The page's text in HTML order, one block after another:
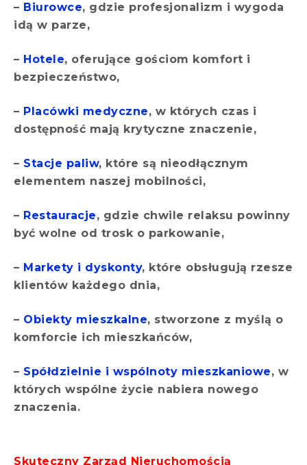
– Biurowce, gdzie profesjonalizm i wygoda
idą w parze,
– Hotele, oferujące gościom komfort i
bezpieczeństwo,
– Placówki medyczne, w których czas i
dostępność mają krytyczne znaczenie,
– Stacje paliw, które są nieodłącznym
elementem naszej mobilności,
– Restauracje, gdzie chwile relaksu powinny
być wolne od trosk o parkowanie,
– Markety i dyskonty, które obsługują rzesze
klientów każdego dnia,
– Obiekty mieszkalne, stworzone z myślą o
komforcie ich mieszkańców,
– Spółdzielnie i wspólnoty mieszkaniowe, w
których wspólne życie nabiera nowego
znaczenia.
Skuteczny Zarząd Nieruchomością